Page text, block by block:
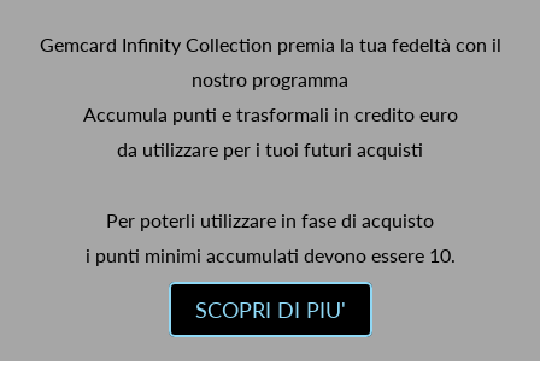
Gemcard Infinity Collection premia la tua fedeltà con il
nostro programma
Accumula punti e trasformali in credito euro
da utilizzare per i tuoi futuri acquisti
Per poterli utilizzare in fase di acquisto
i punti minimi accumulati devono essere 10.
SCOPRI DI PIU'